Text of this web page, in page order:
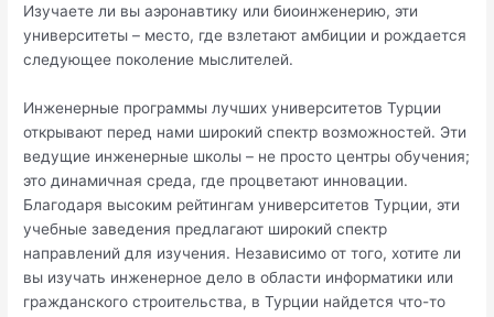
Изучаете ли вы аэронавтику или биоинженерию, эти
университеты – место, где взлетают амбиции и рождается
следующее поколение мыслителей.
Инженерные программы лучших университетов Турции
открывают перед нами широкий спектр возможностей. Эти
ведущие инженерные школы – не просто центры обучения;
это динамичная среда, где процветают инновации.
Благодаря высоким рейтингам университетов Турции, эти
учебные заведения предлагают широкий спектр
направлений для изучения. Независимо от того, хотите ли
вы изучать инженерное дело в области информатики или
гражданского строительства, в Турции найдется что-то